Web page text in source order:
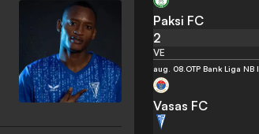
Paksi FC
2
VE
aug. 08. OTP Bank Liga NB I
Vasas FC